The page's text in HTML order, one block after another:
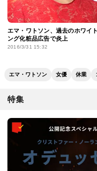
エマ・ワトソン、過去のホワイ
ング化粧品広告で炎上
2016/3/31 15:32
エマ・ワトソン 女優 休業
特集